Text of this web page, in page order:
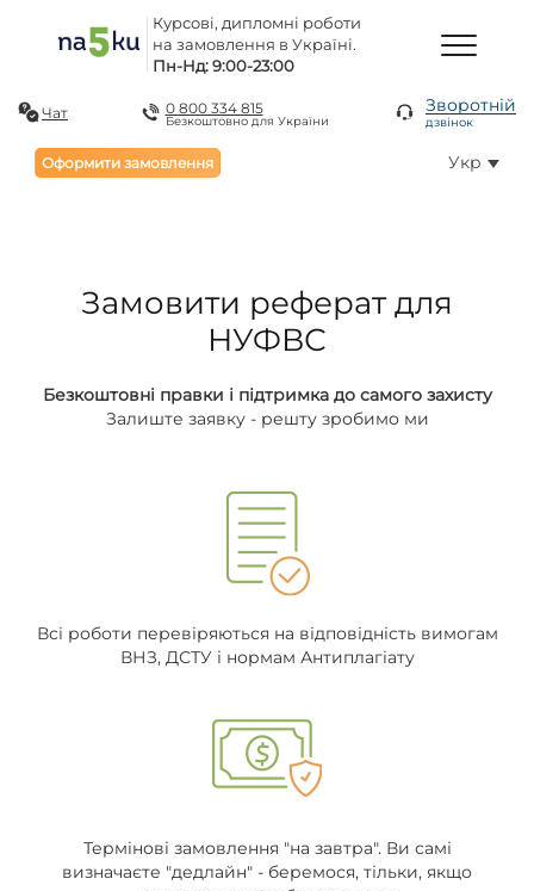
Курсові, дипломні роботи
на замовлення в Україні.
Пн-Нд: 9:00-23:00
Чат 0 800 334 815
Безкоштовно для України
Зворотній
дзвінок
Оформити замовлення Укр
Замовити реферат для
НУФВС
Безкоштовні правки і підтримка до самого захисту
Залиште заявку - решту зробимо ми
Всі роботи перевіряються на відповідність вимогам
ВНЗ, ДСТУ і нормам Антиплагіату
Термінові замовлення "на завтра". Ви самі
визначаєте "дедлайн" - беремося, тільки, якщо